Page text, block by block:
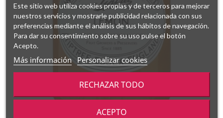
Este sitio web utiliza cookies propias y de terceros para mejorar
nuestros servicios y mostrarle publicidad relacionada con sus
preferencias mediante el análisis de sus hábitos de navegación.
Para dar su consentimiento sobre su uso pulse el botón
Acepto.
Más información Personalizar cookies
RECHAZAR TODO
ACEPTO